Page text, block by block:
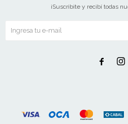
¡Suscribite y recibí todas
 